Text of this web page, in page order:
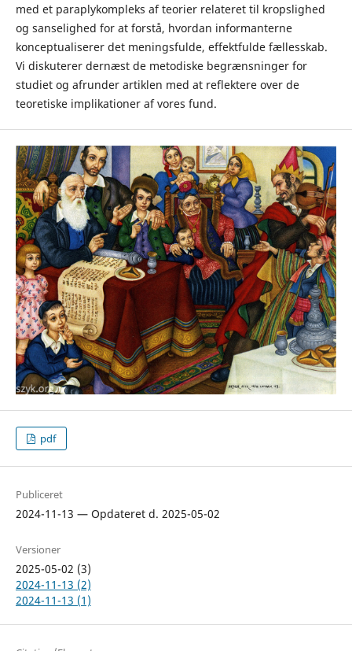
med et paraplykompleks af teorier relateret til kropslighed
og sanselighed for at forstå, hvordan informanterne
konceptualiserer det meningsfulde, effektfulde fællesskab.
Vi diskuterer dernæst de metodiske begrænsninger for
studiet og afrunder artiklen med at reflektere over de
teoretiske implikationer af vores fund.
pdf
Publiceret
2024-11-13 — Opdateret d. 2025-05-02
Versioner
2025-05-02 (3)
2024-11-13 (2)
2024-11-13 (1)